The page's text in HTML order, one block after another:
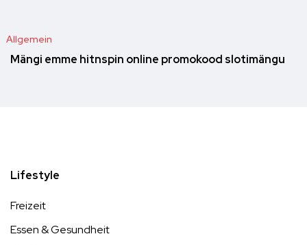
Allgemein
Mängi emme hitnspin online promokood slotimängu
Lifestyle
Freizeit
Essen & Gesundheit